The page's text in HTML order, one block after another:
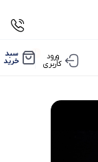
ورود
کاربری
0 سبد
خرید